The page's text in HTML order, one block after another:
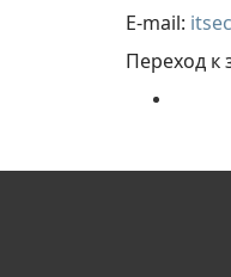
E-mail:
Переход к